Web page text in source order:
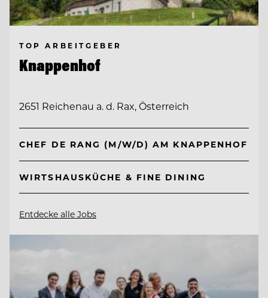
TOP ARBEITGEBER
Knappenhof
2651 Reichenau a. d. Rax, Österreich
CHEF DE RANG (M/W/D) AM KNAPPENHOF
WIRTSHAUSKÜCHE & FINE DINING
Entdecke alle Jobs